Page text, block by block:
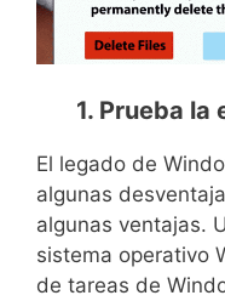
1. Prueba la
El legado de
algunas
algunas ventajas.
sistema operativo
de tareas de